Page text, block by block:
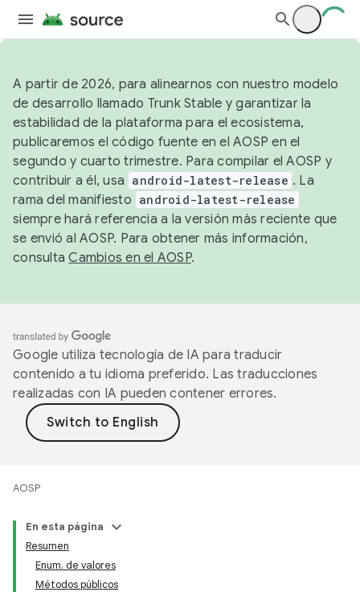
A partir de 2026, para alinearnos con nuestro modelo
de desarrollo llamado Trunk Stable y garantizar la
estabilidad de la plataforma para el ecosistema,
publicaremos el código fuente en el AOSP en el
segundo y cuarto trimestre. Para compilar el AOSP y
contribuir a él, usa android-latest-release . La
rama del manifiesto android-latest-release
siempre hará referencia a la versión más reciente que
se envió al AOSP. Para obtener más información,
consultaCambios en el AOSP.
Google utiliza tecnología de IA para traducir
contenido a tu idioma preferido. Las traducciones
realizadas con IA pueden contener errores.
AOSP
En esta página
Resumen
Enum. de valores
Métodos públicos